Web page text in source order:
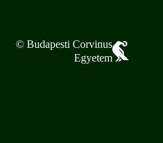
© Budapesti Corvinus
Egyetem